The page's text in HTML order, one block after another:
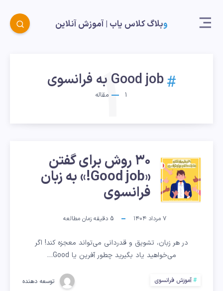
وبلاگ کلاس یاب |‌ آموزش آنلاین
Good job به فرانسوی
1 مقاله
1
۳۰
روش
برای
گفتن
«GOOD
۳۰ روش برای گفتن
«Good job!» به زبان
فرانسوی
۷ مرداد ۱۴۰۴ 5 دقیقه زمان مطالعه
در هر زبان، تشویق و قدردانی می‌تواند معجزه کند! اگر
می‌خواهید یاد بگیرید چطور آفرین یا Good…
آموزش فرانسوی توسعه دهنده